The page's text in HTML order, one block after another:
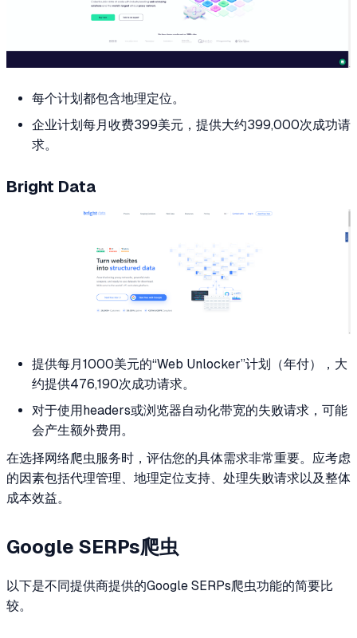
每个计划都包含地理定位。
企业计划每月收费399美元，提供大约399,000次成功请
求。
Bright Data
提供每月1000美元的“Web Unlocker”计划（年付），大
约提供476,190次成功请求。
对于使用headers或浏览器自动化带宽的失败请求，可能
会产生额外费用。
在选择网络爬虫服务时，评估您的具体需求非常重要。应考虑
的因素包括代理管理、地理定位支持、处理失败请求以及整体
成本效益。
Google SERPs爬虫
以下是不同提供商提供的Google SERPs爬虫功能的简要比
较。